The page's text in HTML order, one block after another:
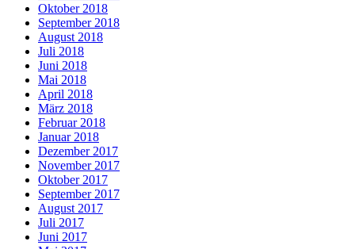
Oktober 2018
September 2018
August 2018
Juli 2018
Juni 2018
Mai 2018
April 2018
März 2018
Februar 2018
Januar 2018
Dezember 2017
November 2017
Oktober 2017
September 2017
August 2017
Juli 2017
Juni 2017